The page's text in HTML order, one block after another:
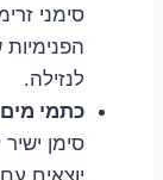
סימני
לנזילה.
כתמי
סימן
יוצאים